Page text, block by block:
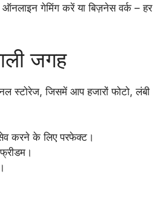
गेमिंग करें या बिज़नेस वर्क – हर
जगह
स्टोरेज, जिसमें आप हजारों फोटो, लंबी
करने के लिए परफेक्ट।